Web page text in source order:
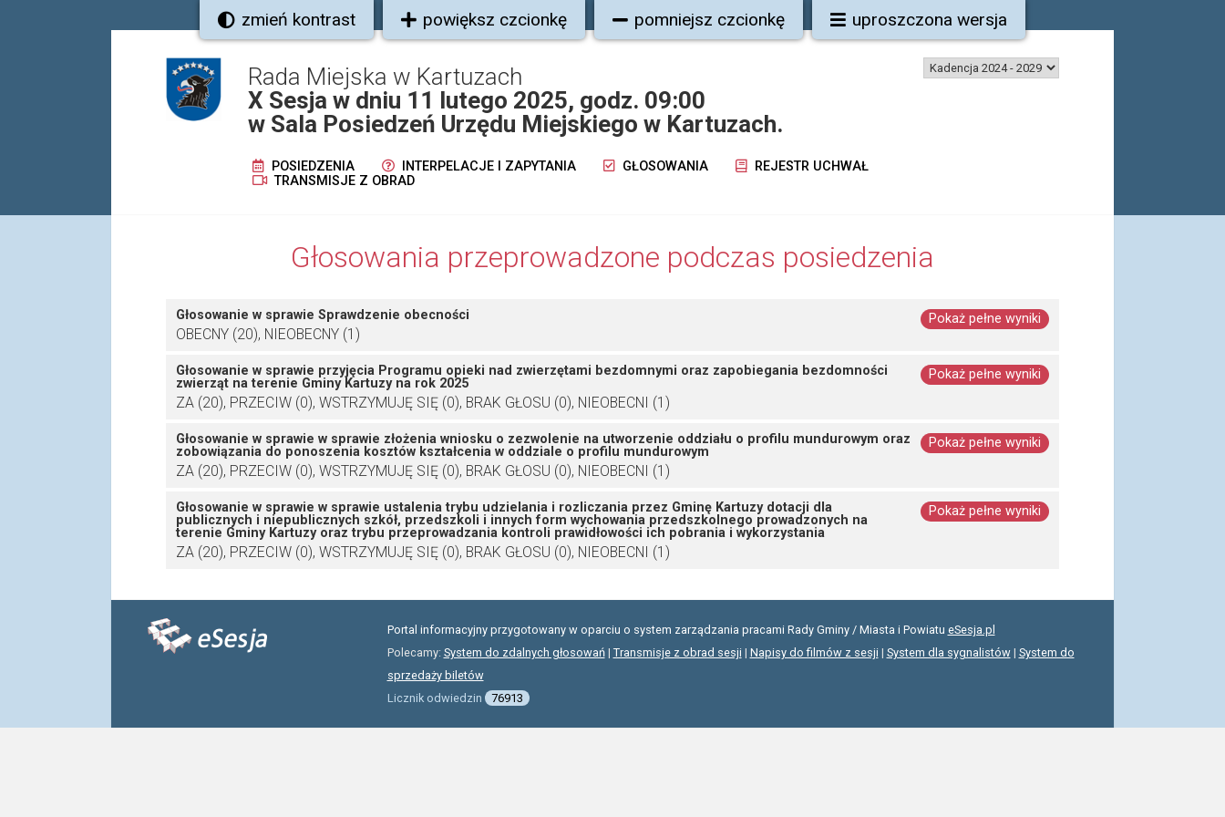
zmień kontrast powiększ czcionkę pomniejsz czcionkę uproszczona wersja
Rada Miejska w Kartuzach
X Sesja w dniu 11 lutego 2025, godz. 09:00
w Sala Posiedzeń Urzędu Miejskiego w Kartuzach.
POSIEDZENIA INTERPELACJE I ZAPYTANIA GŁOSOWANIA
REJESTR UCHWAŁ
TRANSMISJE Z OBRAD
Głosowania przeprowadzone podczas posiedzenia
Pokaż pełne wyniki
Głosowanie w sprawie Sprawdzenie obecności
OBECNY (20), NIEOBECNY (1)
Pokaż pełne wyniki
Głosowanie w sprawie przyjęcia Programu opieki nad zwierzętami bezdomnymi oraz zapobiegania bezdomności
zwierząt na terenie Gminy Kartuzy na rok 2025
ZA (20), PRZECIW (0), WSTRZYMUJĘ SIĘ (0), BRAK GŁOSU (0), NIEOBECNI (1)
Pokaż pełne wyniki
Głosowanie w sprawie w sprawie złożenia wniosku o zezwolenie na utworzenie oddziału o profilu mundurowym oraz
zobowiązania do ponoszenia kosztów kształcenia w oddziale o profilu mundurowym
ZA (20), PRZECIW (0), WSTRZYMUJĘ SIĘ (0), BRAK GŁOSU (0), NIEOBECNI (1)
Pokaż pełne wyniki
Głosowanie w sprawie w sprawie ustalenia trybu udzielania i rozliczania przez Gminę Kartuzy dotacji dla
publicznych i niepublicznych szkół, przedszkoli i innych form wychowania przedszkolnego prowadzonych na
terenie Gminy Kartuzy oraz trybu przeprowadzania kontroli prawidłowości ich pobrania i wykorzystania
ZA (20), PRZECIW (0), WSTRZYMUJĘ SIĘ (0), BRAK GŁOSU (0), NIEOBECNI (1)
Portal informacyjny przygotowany w oparciu o system zarządzania pracami Rady Gminy / Miasta i Powiatu eSesja.pl
Polecamy: System do zdalnych głosowań| Transmisje z obrad sesji | Napisy do filmów z sesji | System dla sygnalistów| System do
sprzedaży biletów
Licznik odwiedzin
76913